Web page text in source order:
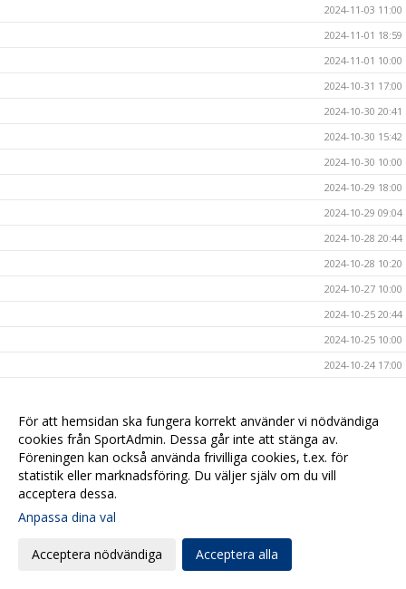
2024-11-03 11:00
2024-11-01 18:59
2024-11-01 10:00
2024-10-31 17:00
2024-10-30 20:41
2024-10-30 15:42
2024-10-30 10:00
2024-10-29 18:00
2024-10-29 09:04
2024-10-28 20:44
2024-10-28 10:20
2024-10-27 10:00
2024-10-25 20:44
2024-10-25 10:00
2024-10-24 17:00
2024-10-23 09:54
2024-10-20 17:09
2024-10-20 08:00
För att hemsidan ska fungera korrekt använder vi nödvändiga
cookies från SportAdmin. Dessa går inte att stänga av.
Föreningen kan också använda frivilliga cookies, t.ex. för
statistik eller marknadsföring. Du väljer själv om du vill
acceptera dessa.
Anpassa dina val
Acceptera nödvändiga Acceptera alla